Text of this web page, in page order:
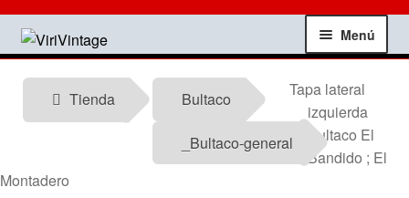
Ir
a
navegación
Ir
al
Menú
Tienda
Contactar
Tienda Bultaco
_Bultaco-general
Tapa lateral
izquierda
Bultaco El
Bandido ; El
Montadero